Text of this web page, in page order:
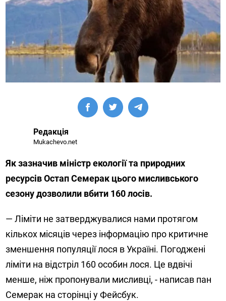
Редакція
Mukachevo.net
Як зазначив міністр екології та природних
ресурсів Остап Семерак цього мисливського
сезону дозволили вбити 160 лосів.
— Ліміти не затверджувалися нами протягом
кількох місяців через інформацію про критичне
зменшення популяції лося в Україні. Погоджені
ліміти на відстріл 160 особин лося. Це вдвічі
менше, ніж пропонували мисливці, - написав пан
Семерак на сторінці у Фейсбук.